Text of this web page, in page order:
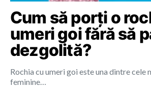
Cum să porți o
umeri goi fără să
dezgolită?
Rochia cu umeri goi este una dintre cele
feminine…